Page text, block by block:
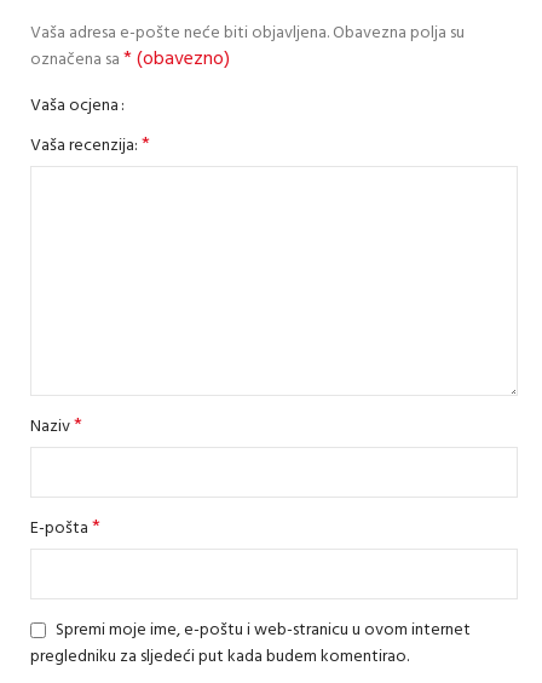
Vaša adresa e-pošte neće biti objavljena.Obavezna polja su
označena sa* (obavezno)
Vaša ocjena
Vaša recenzija:*
Naziv*
E-pošta*
Spremi moje ime, e-poštu i web-stranicu u ovom internet
pregledniku za sljedeći put kada budem komentirao.